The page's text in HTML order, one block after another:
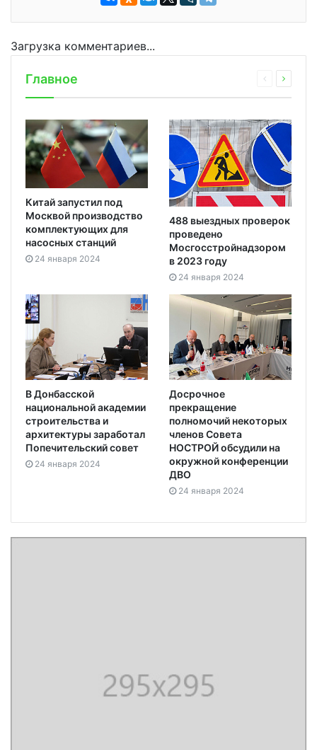
Загрузка комментариев...
Главное
Китай запустил под
Москвой производство
комплектующих для
насосных станций
24 января 2024
488 выездных проверок
проведено
Мосгосстройнадзором
в 2023 году
24 января 2024
В Донбасской
национальной академии
строительства и
архитектуры заработал
Попечительский совет
24 января 2024
Досрочное
прекращение
полномочий некоторых
членов Совета
НОСТРОЙ обсудили на
окружной конференции
ДВО
24 января 2024